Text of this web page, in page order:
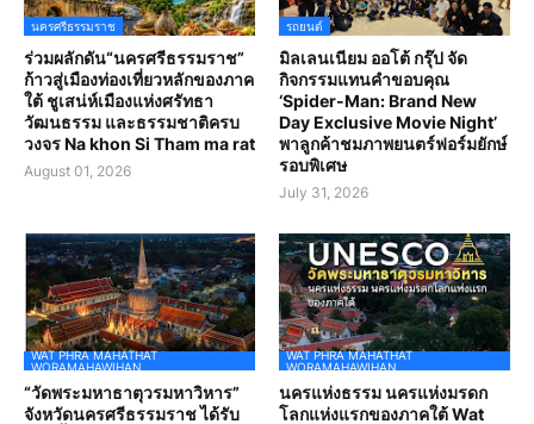
นครศรีธรรมราช
ร่วมผลักดัน“นครศรีธรรมราช”
ก้าวสู่เมืองท่องเที่ยวหลักของภาค
ใต้ ชูเสน่ห์เมืองแห่งศรัทธา
วัฒนธรรม และธรรมชาติครบ
วงจร Na khon Si Tham ma rat
August 01, 2026
รถยนต์
มิลเลนเนียม ออโต้ กรุ๊ป จัด
กิจกรรมแทนคำขอบคุณ
‘Spider-Man: Brand New
Day Exclusive Movie Night’
พาลูกค้าชมภาพยนตร์ฟอร์มยักษ์
รอบพิเศษ
July 31, 2026
WAT PHRA MAHATHAT
WORAMAHAWIHAN
“วัดพระมหาธาตุวรมหาวิหาร”
จังหวัดนครศรีธรรมราช ได้รับ
WAT PHRA MAHATHAT
WORAMAHAWIHAN
นครแห่งธรรม นครแห่งมรดก
โลกแห่งแรกของภาคใต้ Wat